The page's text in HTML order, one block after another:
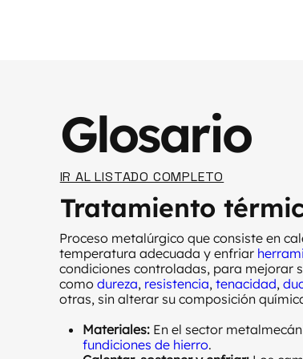
Glosario
IR AL LISTADO COMPLETO
Tratamiento
Proceso metalúrgico que consiste en
temperatura adecuada y enfriar
condiciones controladas, para mejorar
como dureza, resistencia, tenacidad,
otras, sin alterar su composición
Materiales: En el sector
fundiciones de hierro.